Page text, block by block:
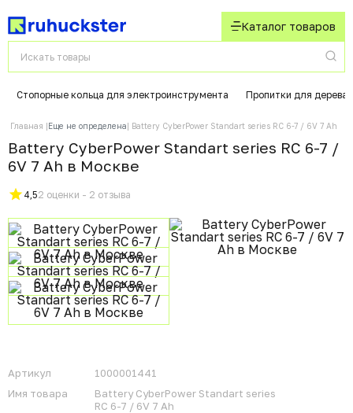
Каталог товаров
Стопорные кольца для электроинструмента Пропитки для дерева
Главная Еще не определена Battery CyberPower Standart series RC 6-7 / 6V 7 Ah
Battery CyberPower Standart series RC 6-7 /
6V 7 Ah в Москвe
4,52 оценки - 2 отзыва
Артикул
1000001441
Имя товара
Battery CyberPower Standart series
RC 6-7 / 6V 7 Ah